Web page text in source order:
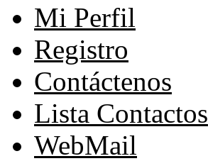
Mi Perfil
Registro
Contáctenos
Lista Contactos
WebMail